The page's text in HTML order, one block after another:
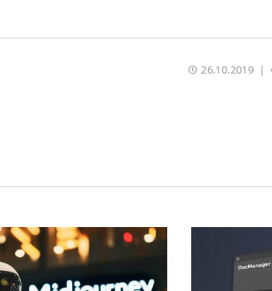
26.10.2019 |